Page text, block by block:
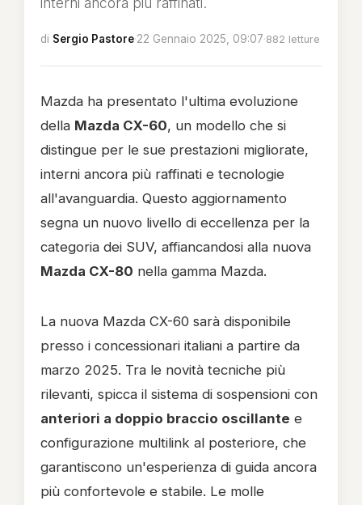
di Sergio Pastore·22 Gennaio 2025, 09:07·882 letture
Mazda ha presentato l'ultima evoluzione
della Mazda CX-60, un modello che si
distingue per le sue prestazioni migliorate,
interni ancora più raffinati e tecnologie
all'avanguardia. Questo aggiornamento
segna un nuovo livello di eccellenza per la
categoria dei SUV, affiancandosi alla nuova
Mazda CX-80 nella gamma Mazda.
La nuova Mazda CX-60 sarà disponibile
presso i concessionari italiani a partire da
marzo 2025. Tra le novità tecniche più
rilevanti, spicca il sistema di sospensioni con
anteriori a doppio braccio oscillante e
configurazione multilink al posteriore, che
garantiscono un'esperienza di guida ancora
più confortevole e stabile. Le molle